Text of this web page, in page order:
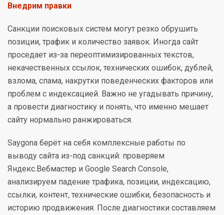
Внедрим правки
Санкции поисковых систем могут резко обрушить
позиции, трафик и количество заявок. Иногда сайт
проседает из-за переоптимизированных текстов,
некачественных ссылок, технических ошибок, дублей,
взлома, спама, накрутки поведенческих факторов или
проблем с индексацией. Важно не угадывать причину,
а провести диагностику и понять, что именно мешает
сайту нормально ранжироваться.
Saygona берёт на себя комплексные работы по
выводу сайта из-под санкций: проверяем
Яндекс.Вебмастер и Google Search Console,
анализируем падение трафика, позиции, индексацию,
ссылки, контент, технические ошибки, безопасность и
историю продвижения. После диагностики составляем